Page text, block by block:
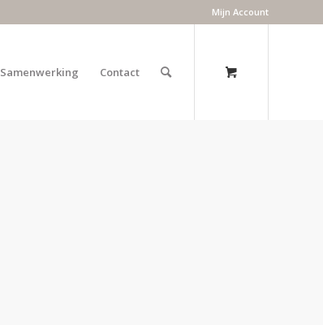
Mijn Account
Samenwerking Contact